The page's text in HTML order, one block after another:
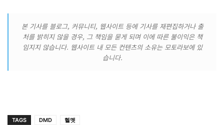
본 기사를 블로그, 커뮤니티, 웹사이트 등에 기사를 재편집하거나 출
처를 밝히지 않을 경우, 그 책임을 묻게 되며 이에 따른 불이익은 책
임지지 않습니다. 웹사이트 내 모든 컨텐츠의 소유는 모토라보에 있
습니다.
TAGS DMD 헬멧